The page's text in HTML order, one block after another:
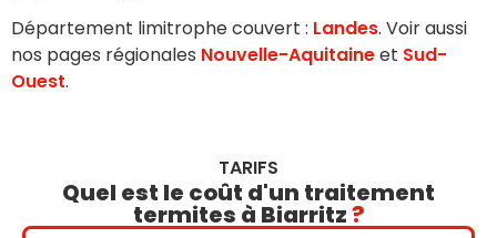
Département limitrophe couvert : Landes. Voir aussi
nos pages régionales Nouvelle-Aquitaineet Sud-
Ouest.
TARIFS
Quel est le coût d'un traitement
termites à Biarritz?